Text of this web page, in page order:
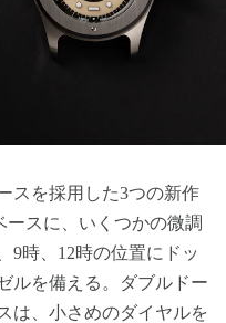
スを採用した3つの新作
ースに、いくつかの微調
9時、12時の位置にドッ
ルを備える。ダブルドー
は、小さめのダイヤルを